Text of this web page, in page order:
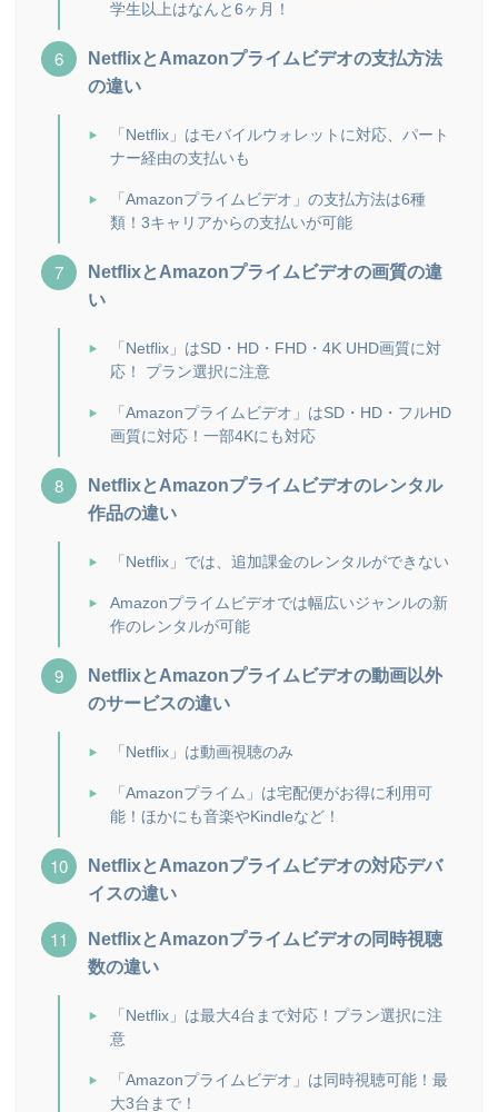
学生以上はなんと6ヶ月！
NetflixとAmazonプライムビデオの支払方法
の違い
「Netflix」はモバイルウォレットに対応、パート
ナー経由の支払いも
「Amazonプライムビデオ」の支払方法は6種
類！3キャリアからの支払いが可能
NetflixとAmazonプライムビデオの画質の違
い
「Netflix」はSD・HD・FHD・4K UHD画質に対
応！ プラン選択に注意
「Amazonプライムビデオ」はSD・HD・フルHD
画質に対応！一部4Kにも対応
NetflixとAmazonプライムビデオのレンタル
作品の違い
「Netflix」では、追加課金のレンタルができない
Amazonプライムビデオでは幅広いジャンルの新
作のレンタルが可能
NetflixとAmazonプライムビデオの動画以外
のサービスの違い
「Netflix」は動画視聴のみ
「Amazonプライム」は宅配便がお得に利用可
能！ほかにも音楽やKindleなど！
NetflixとAmazonプライムビデオの対応デバ
イスの違い
NetflixとAmazonプライムビデオの同時視聴
数の違い
「Netflix」は最大4台まで対応！プラン選択に注
意
「Amazonプライムビデオ」は同時視聴可能！最
大3台まで！